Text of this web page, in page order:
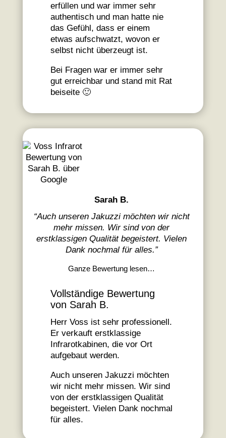
erfüllen und war immer sehr
authentisch und man hatte nie
das Gefühl, dass er einem
etwas aufschwatzt, wovon er
selbst nicht überzeugt ist.
Bei Fragen war er immer sehr
gut erreichbar und stand mit Rat
beiseite 🙂
Sarah B.
“Auch unseren Jakuzzi möchten wir nicht
mehr missen. Wir sind von der
erstklassigen Qualität begeistert. Vielen
Dank nochmal für alles.”
Ganze Bewertung lesen…
Vollständige Bewertung
von Sarah B.
Herr Voss ist sehr professionell.
Er verkauft erstklassige
Infrarotkabinen, die vor Ort
aufgebaut werden.
Auch unseren Jakuzzi möchten
wir nicht mehr missen. Wir sind
von der erstklassigen Qualität
begeistert. Vielen Dank nochmal
für alles.